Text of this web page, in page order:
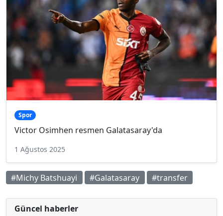
Spor
Victor Osimhen resmen Galatasaray'da
1 Ağustos 2025
#Michy Batshuayi #Galatasaray #transfer
Güncel haberler